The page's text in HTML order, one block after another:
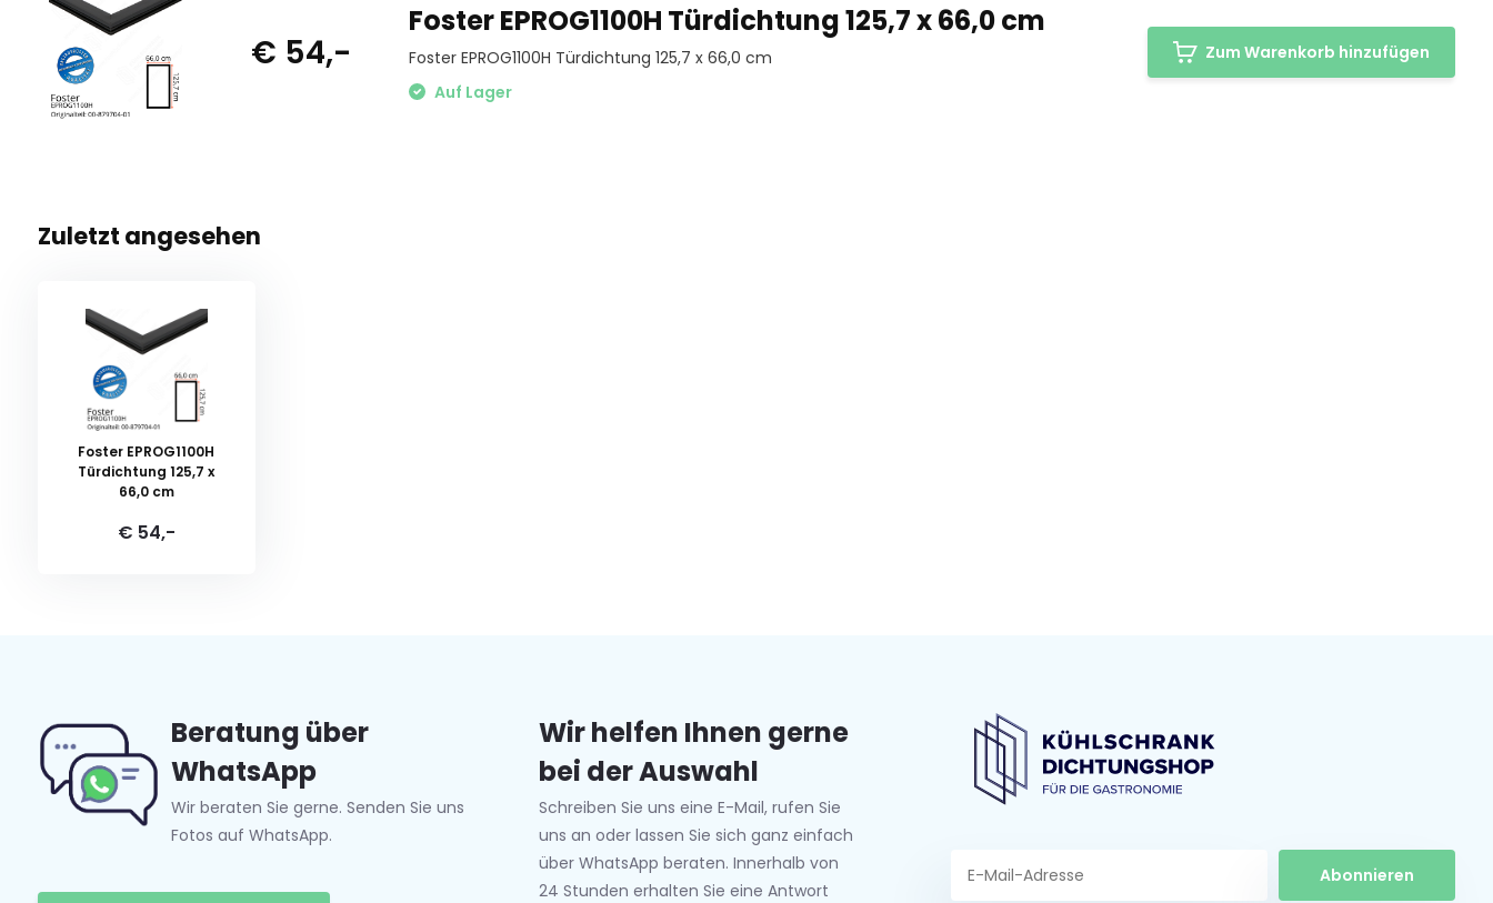
€ 54,-
Foster EPROG1100H Türdichtung 125,7 x 66,0 cm
Foster EPROG1100H Türdichtung 125,7 x 66,0 cm
Auf Lager
Zum Warenkorb hinzufügen
Zuletzt angesehen
Foster EPROG1100H
Türdichtung 125,7 x
66,0 cm
€ 54,-
Beratung über
WhatsApp
Wir beraten Sie gerne. Senden Sie uns
Fotos auf WhatsApp.
Wir helfen Ihnen gerne
bei der Auswahl
Schreiben Sie uns eine E-Mail, rufen Sie
uns an oder lassen Sie sich ganz einfach
über WhatsApp beraten. Innerhalb von
24 Stunden erhalten Sie eine Antwort
Abonnieren